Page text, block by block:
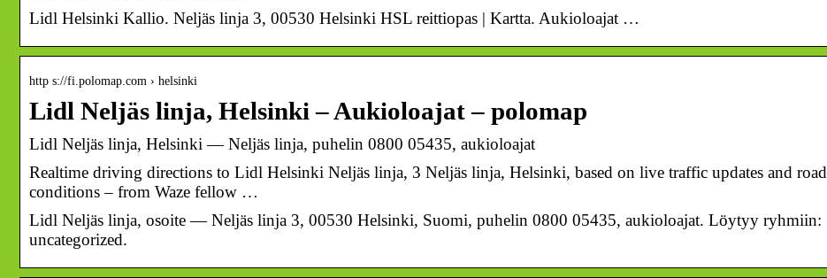
Lidl Helsinki Kallio. Neljäs linja 3, 00530 Helsinki HSL reittiopas | Kartta. Aukioloajat …
http s://fi.polomap.com › helsinki
Lidl Neljäs linja, Helsinki – Aukioloajat – polomap
Lidl Neljäs linja, Helsinki — Neljäs linja, puhelin 0800 05435, aukioloajat
Realtime driving directions to Lidl Helsinki Neljäs linja, 3 Neljäs linja, Helsinki, based on live traffic updates and road
conditions – from Waze fellow …
Lidl Neljäs linja, osoite — Neljäs linja 3, 00530 Helsinki, Suomi, puhelin 0800 05435, aukioloajat. Löytyy ryhmiin:
uncategorized.